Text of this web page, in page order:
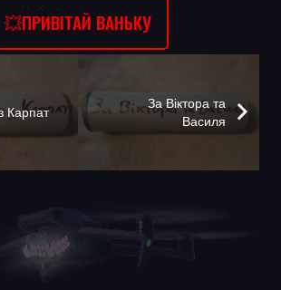
💥ПРИВІТАЙ ВАНЬКУ
Карпат
За Віктора та
Василя